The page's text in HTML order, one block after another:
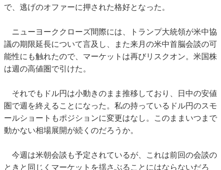
で、逃げのオファーに押された格好となった。
ニューヨーククローズ間際には、トランプ大統領が米中協
議の期限延長について言及し、また来月の米中首脳会談の可
能性にも触れたので、マーケットは再びリスクオン。米国株
は週の高値圏で引けた。
それでもドル円は小動きのまま推移しており、日中の安値
圏で週を終えることになった。私の持っているドル円のスモ
ールショートもポジションに変更はなし。このままいつまで
動かない相場展開が続くのだろうか。
今週は米朝会談も予定されているが、これは前回の会談の
ときと同じくマーケットを揺さぶることにはならないだろ